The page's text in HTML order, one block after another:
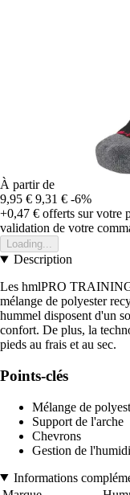
À partir de
9,95 € 9,31 € -6%
+0,47 € offerts sur votre
validation de votre
Loading...
Description
Les hmlPRO
mélange de polyester
hummel disposent d'un
confort. De plus, la
pieds au frais et au sec.
Points-clés
Mélange de
Support de l'arche
Chevrons
Gestion de
Informations